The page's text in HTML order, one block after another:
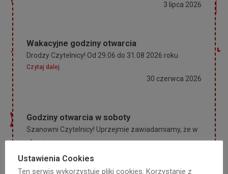
3 lipca 2026
Wakacyjne godziny otwarcia
Drodzy Czytelnicy! Od 29.06 do 31.08 2026 roku
Czytaj dalej
30 czerwca 2026
Godziny otwarcia w soboty
Szanowni Czytelnicy! Uprzejmie zawiadamiamy, że w
okresie
Czytaj dalej
Ustawienia Cookies
Ten serwis wykorzystuje pliki cookies. Korzystanie z